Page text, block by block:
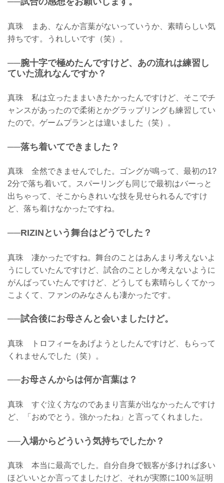
真珠 まあ、なんか言葉がないっていうか、素晴らしい気
持ちです。うれしいです（笑）。
──腕十字で極めたんですけど、あの流れは練習し
ていた流れなんですか？
真珠 私は立ったままいきたかったんですけど、そこでチ
ャンスがあったので柔術とかグラップリングも練習してい
たので。ゲームプランとは違いました（笑）。
──落ち着いてできました？
真珠 全然できませんでした。ゴングが鳴って、最初の1?
2分で落ち着いて。スパーリングも同じで最初はバーっと
出ちゃって、そこからきれいな技を見せられるんですけ
ど、落ち着けなかったですね。
──RIZINという舞台はどうでした？
真珠 凄かったですね。舞台のことはあんまり考えないよ
うにしていたんですけど、試合のことしか考えないように
がんばっていたんですけど、どうしても素晴らしくてかっ
こよくて、ファンのみなさんも凄かったです。
──試合後にお母さんと会いましたけど。
真珠 トロフィーをあげようとしたんですけど、もらって
くれませんでした（笑）。
──お母さんからは何か言葉は？
真珠 すぐ泣く方なのであまり言葉が出なかったんですけ
ど、「おめでとう。強かったね」と言ってくれました。
──入場からどういう気持ちでしたか？
真珠 本当に最高でした。自分自身で観客が多ければ多い
ほどいいとか言ってましたけど、それが実際に100％証明